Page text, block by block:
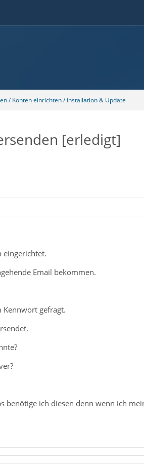
/ Konten einrichten / Installation & Update
[erledigt]
eingerichtet.
Email bekommen.
Kennwort gefragt.
benötige ich diesen denn wenn ich